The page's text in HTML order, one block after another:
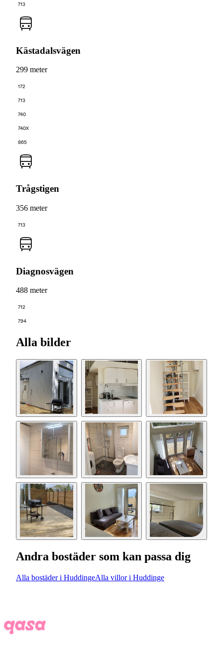
713
Kästadalsvägen
299 meter
172
713
740
740X
865
Trågstigen
356 meter
713
Diagnosvägen
488 meter
712
794
Alla bilder
Andra bostäder som kan passa dig
Alla bostäder i HuddingeAlla villor i Huddinge